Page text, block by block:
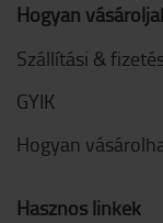
Hogyan
Szállítási &
GYIK
Hogyan
Hasznos linkek